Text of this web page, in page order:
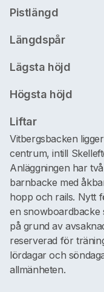
Pistlängd
Längdspår
Lägsta höjd
Högsta höjd
Liftar
Vitbergsbacken
centrum, intill
Anläggningen har
barnbacke med
hopp och rails. Nytt
en snowboardbacke
på grund av
reserverad för
lördagar och
allmänheten.